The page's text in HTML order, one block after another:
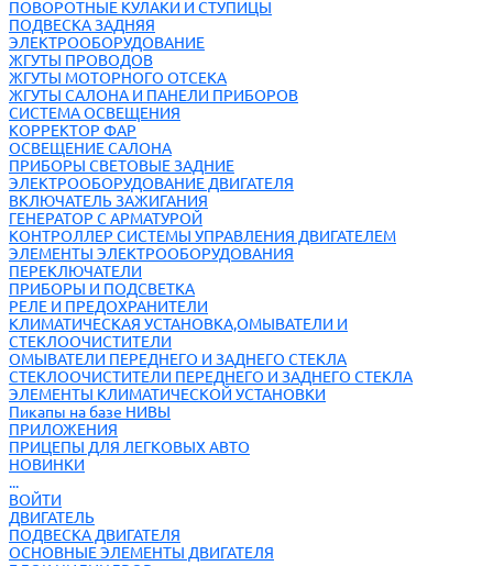
ПОВОРОТНЫЕ КУЛАКИ И СТУПИЦЫ
ПОДВЕСКА ЗАДНЯЯ
ЭЛЕКТРООБОРУДОВАНИЕ
ЖГУТЫ ПРОВОДОВ
ЖГУТЫ МОТОРНОГО ОТСЕКА
ЖГУТЫ САЛОНА И ПАНЕЛИ ПРИБОРОВ
СИСТЕМА ОСВЕЩЕНИЯ
КОРРЕКТОР ФАР
ОСВЕЩЕНИЕ САЛОНА
ПРИБОРЫ СВЕТОВЫЕ ЗАДНИЕ
ЭЛЕКТРООБОРУДОВАНИЕ ДВИГАТЕЛЯ
ВКЛЮЧАТЕЛЬ ЗАЖИГАНИЯ
ГЕНЕРАТОР С АРМАТУРОЙ
КОНТРОЛЛЕР СИСТЕМЫ УПРАВЛЕНИЯ ДВИГАТЕЛЕМ
ЭЛЕМЕНТЫ ЭЛЕКТРООБОРУДОВАНИЯ
ПЕРЕКЛЮЧАТЕЛИ
ПРИБОРЫ И ПОДСВЕТКА
РЕЛЕ И ПРЕДОХРАНИТЕЛИ
КЛИМАТИЧЕСКАЯ УСТАНОВКА,ОМЫВАТЕЛИ И
СТЕКЛООЧИСТИТЕЛИ
ОМЫВАТЕЛИ ПЕРЕДНЕГО И ЗАДНЕГО СТЕКЛА
СТЕКЛООЧИСТИТЕЛИ ПЕРЕДНЕГО И ЗАДНЕГО СТЕКЛА
ЭЛЕМЕНТЫ КЛИМАТИЧЕСКОЙ УСТАНОВКИ
Пикапы на базе НИВЫ
ПРИЛОЖЕНИЯ
ПРИЦЕПЫ ДЛЯ ЛЕГКОВЫХ АВТО
НОВИНКИ
...
ВОЙТИ
ДВИГАТЕЛЬ
ПОДВЕСКА ДВИГАТЕЛЯ
ОСНОВНЫЕ ЭЛЕМЕНТЫ ДВИГАТЕЛЯ